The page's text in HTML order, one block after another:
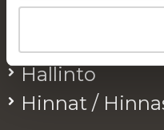
H
Hal­lin­to
Hin­nat /